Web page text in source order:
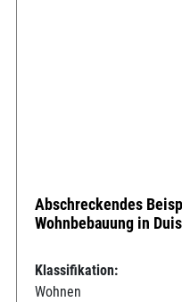
Abschreckendes
Wohnbebauung in
Klassifikation:
Wohnen